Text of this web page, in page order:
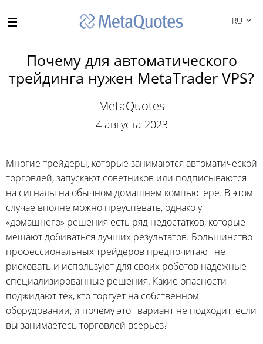
RU
Почему для автоматического
трейдинга нужен MetaTrader VPS?
MetaQuotes
4 августа 2023
Многие трейдеры, которые занимаются автоматической
торговлей, запускают советников или подписываются
на сигналы на обычном домашнем компьютере. В этом
случае вполне можно преуспевать, однако у
«домашнего» решения есть ряд недостатков, которые
мешают добиваться лучших результатов. Большинство
профессиональных трейдеров предпочитают не
рисковать и используют для своих роботов надежные
специализированные решения. Какие опасности
поджидают тех, кто торгует на собственном
оборудовании, и почему этот вариант не подходит, если
вы занимаетесь торговлей всерьез?